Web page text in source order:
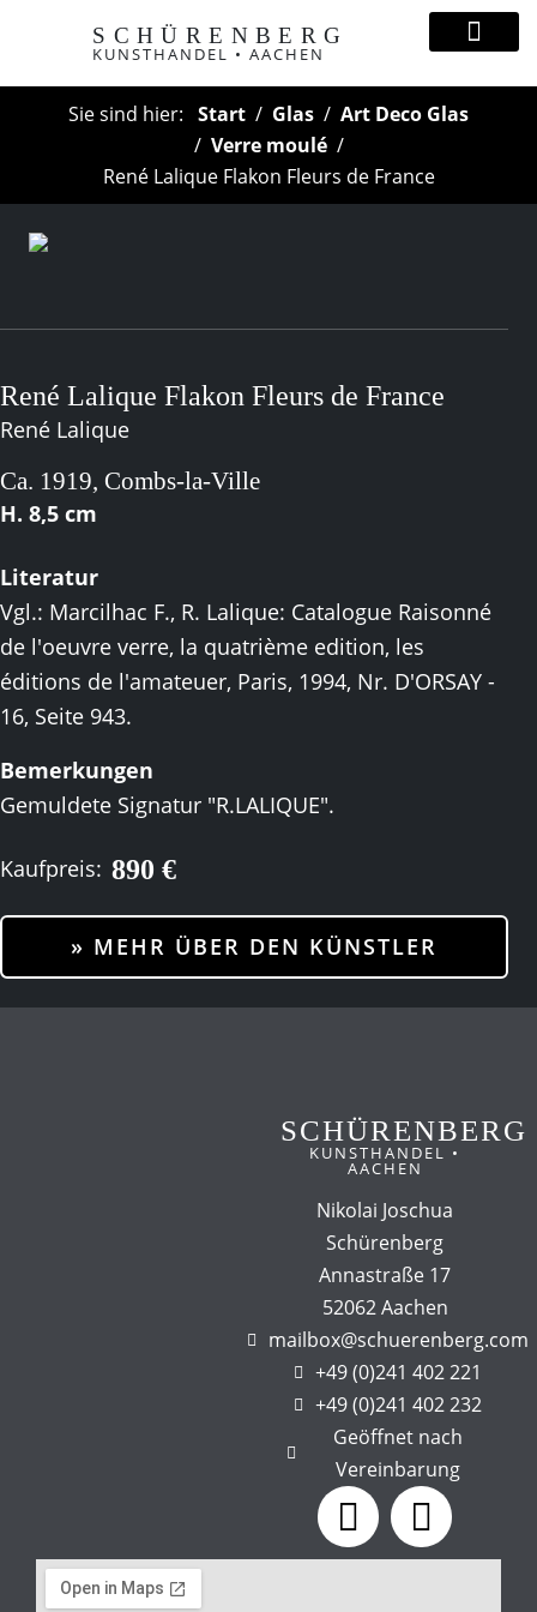
SCHÜRENBERG
KUNSTHANDEL • AACHEN
Sie sind hier: Start Glas
Art Deco Glas
Verre moulé
René Lalique Flakon Fleurs de France
René Lalique Flakon Fleurs de France
René Lalique
Ca. 1919, Combs-la-Ville
H. 8,5 cm
Literatur
Vgl.: Marcilhac F., R. Lalique: Catalogue Raisonné
de l'oeuvre verre, la quatrième edition, les
éditions de l'amateuer, Paris, 1994, Nr. D'ORSAY -
16, Seite 943.
Bemerkungen
Gemuldete Signatur "R.LALIQUE".
Kaufpreis: 890 €
» MEHR ÜBER DEN KÜNSTLER
SCHÜRENBERG
KUNSTHANDEL •
AACHEN
Nikolai Joschua
Schürenberg
Annastraße 17
52062 Aachen
mailbox@schuerenberg.com
+49 (0)241 402 221
+49 (0)241 402 232
Geöffnet nach
Vereinbarung